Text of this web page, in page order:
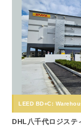
LEED BD+C:
DHL八千代ロジステ